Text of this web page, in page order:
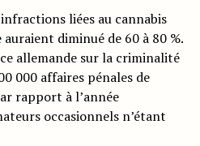
liées au cannabis
diminué de 60 à 80 %.
allemande sur la criminalité
000 affaires pénales de
rapport à l’année
occasionnels n’étant